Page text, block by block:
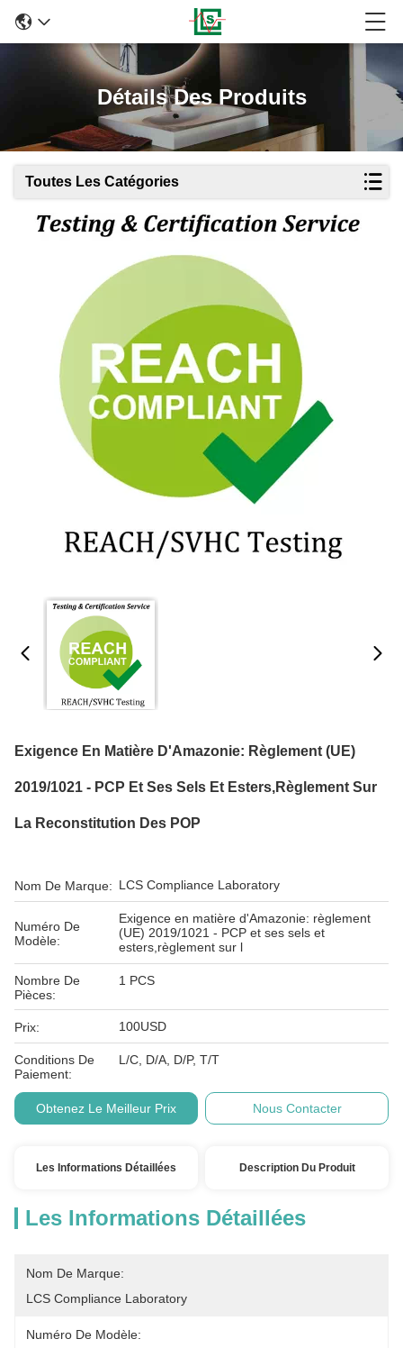
Détails Des Produits
Toutes Les Catégories
Exigence En Matière D'Amazonie: Règlement (UE)
2019/1021 - PCP Et Ses Sels Et Esters,règlement Sur
La Reconstitution Des POP
Nom De Marque: LCS Compliance Laboratory
Numéro De
Modèle:
Exigence en matière d'Amazonie: règlement
(UE) 2019/1021 - PCP et ses sels et
esters,règlement sur l
Nombre De
Pièces:
1 PCS
Prix: 100USD
Conditions De
Paiement:
L/C, D/A, D/P, T/T
Obtenez Le Meilleur Prix Nous Contacter
Les Informations Détaillées Description Du Produit
Les Informations Détaillées
Nom De Marque:
LCS Compliance Laboratory
Numéro De Modèle: